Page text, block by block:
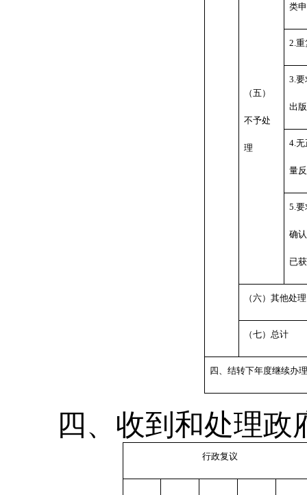
（五）
不予处
理
类
2.重
3.要
出
4.无
量
5.要
确
已
（六）其他处理
（七）总计
四、结转下年度继续办理
四、收到和处理政
行政复议